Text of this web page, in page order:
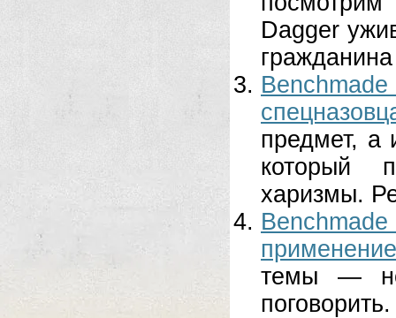
Dagger
предмет, а
который
харизмы.
темы —